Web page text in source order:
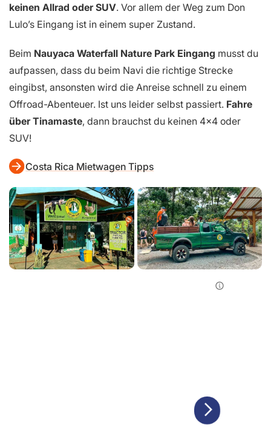
keinen Allrad oder SUV. Vor allem der Weg zum Don
Lulo’s Eingang ist in einem super Zustand.
Beim Nauyaca Waterfall Nature Park Eingang musst du
aufpassen, dass du beim Navi die richtige Strecke
eingibst, ansonsten wird die Anreise schnell zu einem
Offroad-Abenteuer. Ist uns leider selbst passiert. Fahre
über Tinamaste, dann brauchst du keinen 4×4 oder
SUV!
Costa Rica Mietwagen Tipps